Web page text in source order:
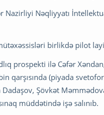
Nazirliyi Nəqliyyatı
birlikdə pilot
prospekti ilə Cəfər
qarşısında (piyada
Şövkət
müddətində işə salınıb.